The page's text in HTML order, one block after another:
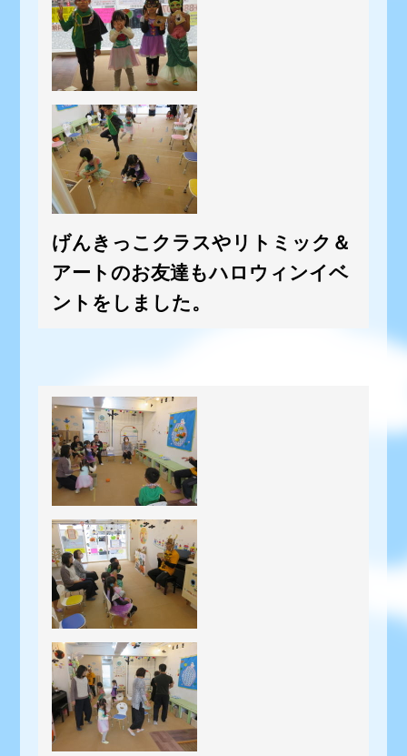
げんきっこクラスやリトミック＆
アートのお友達もハロウィンイベ
ントをしました。